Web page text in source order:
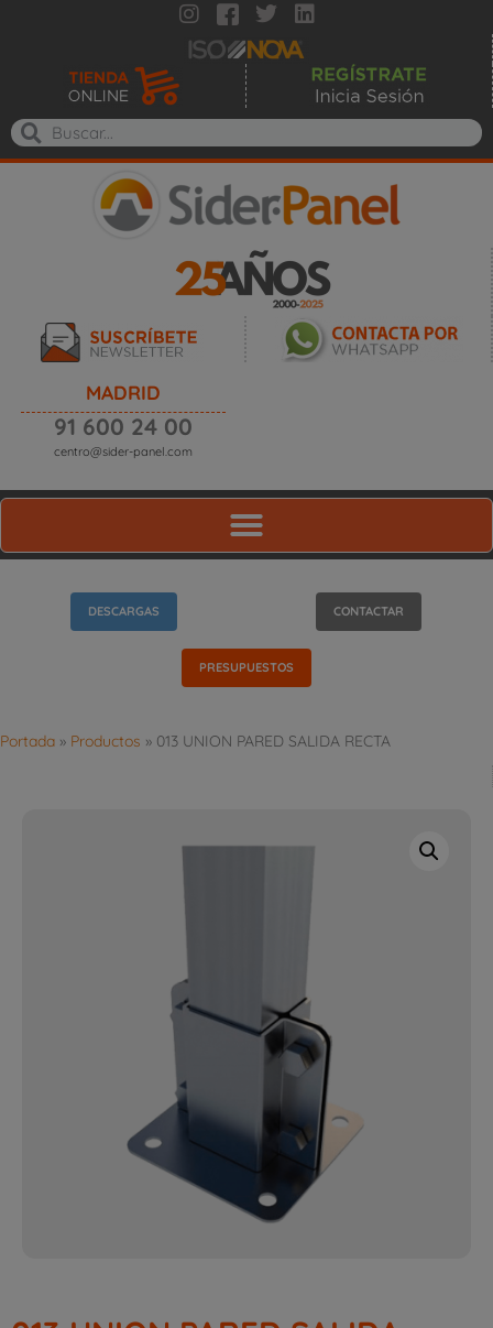
MADRID
91 600 24 00
centro@sider-panel.com
DESCARGAS CONTACTAR
PRESUPUESTOS
Portada » Productos » 013 UNION PARED SALIDA RECTA